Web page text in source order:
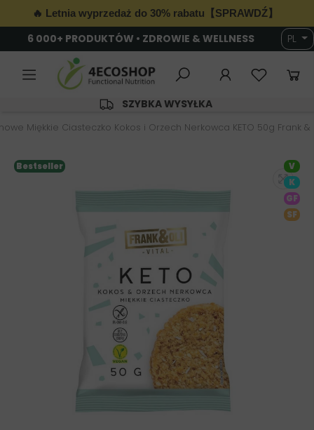
🔥 Letnia wyprzedaż do 30% rabatu【SPRAWDŹ】
6 000+ PRODUKTÓW • ZDROWIE & WELLNESS PL
SZYBKA WYSYŁKA
Miękkie Ciasteczko Kokos i Orzech Nerkowca KETO 50g Frank &
Bestseller
V
K
GF
SF